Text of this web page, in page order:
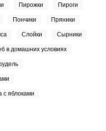
Пирожки Пироги
Пончики Пряники
Слойки Сырники
в домашних условиях
с яблоками